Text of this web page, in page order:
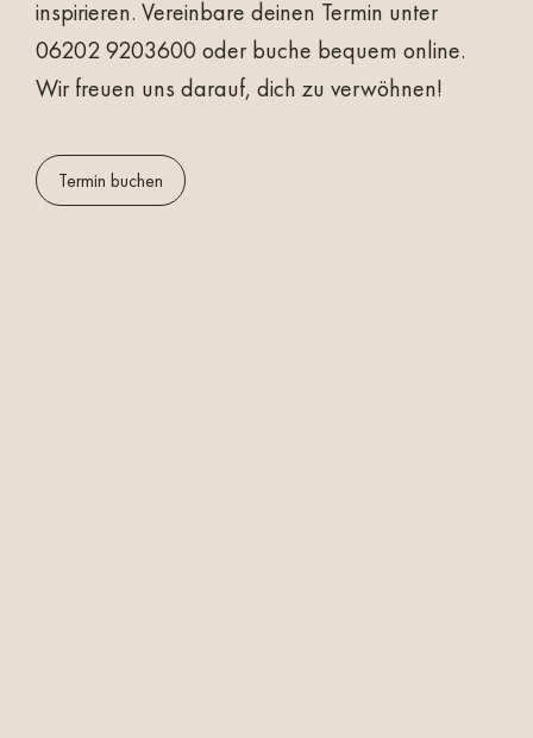
inspirieren. Vereinbare deinen Termin unter
06202 9203600 oder buche bequem online.
Wir freuen uns darauf, dich zu verwöhnen!
Termin buchen